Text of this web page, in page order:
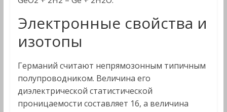
Электронные свойства и
изотопы
Германий считают непрямозонным типичным
полупроводником. Величина его
диэлектрической статистической
проницаемости составляет 16, а величина